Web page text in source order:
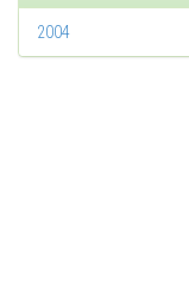
2004